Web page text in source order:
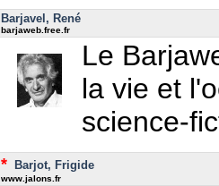
Barjavel, René
barjaweb.free.fr
Le
la vie et
science-
* Barjot, Frigide
www.jalons.fr